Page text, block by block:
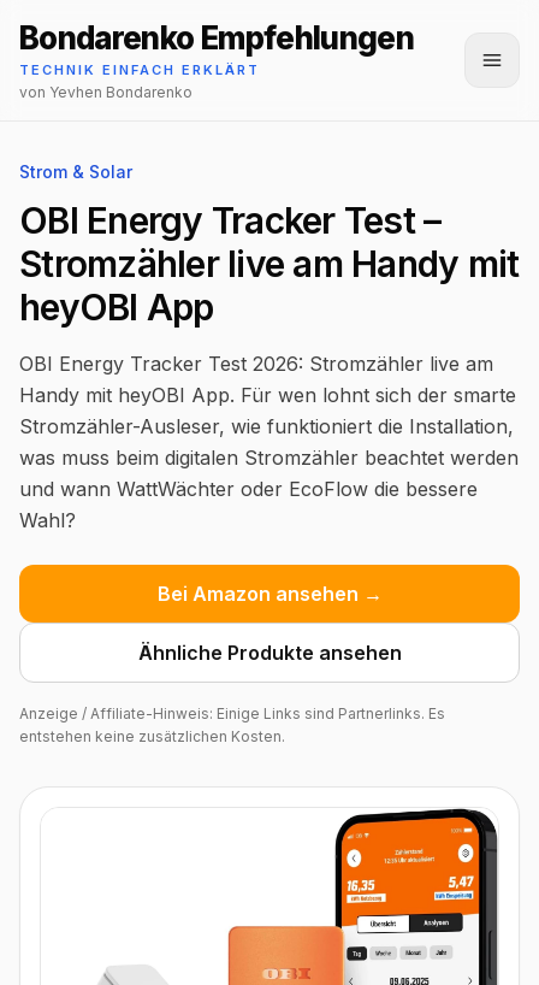
Bondarenko Empfehlungen
TECHNIK EINFACH ERKLÄRT
von Yevhen Bondarenko
Strom & Solar
OBI Energy Tracker Test –
Stromzähler live am Handy mit
heyOBI App
OBI Energy Tracker Test 2026: Stromzähler live am
Handy mit heyOBI App. Für wen lohnt sich der smarte
Stromzähler-Ausleser, wie funktioniert die Installation,
was muss beim digitalen Stromzähler beachtet werden
und wann WattWächter oder EcoFlow die bessere
Wahl?
Bei Amazon ansehen →
Ähnliche Produkte ansehen
Anzeige / Affiliate-Hinweis: Einige Links sind Partnerlinks. Es
entstehen keine zusätzlichen Kosten.